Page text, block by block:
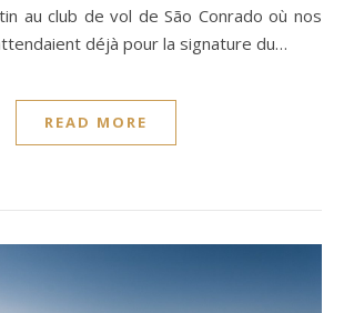
au club de vol de São Conrado où nos
déjà pour la signature du…
READ MORE